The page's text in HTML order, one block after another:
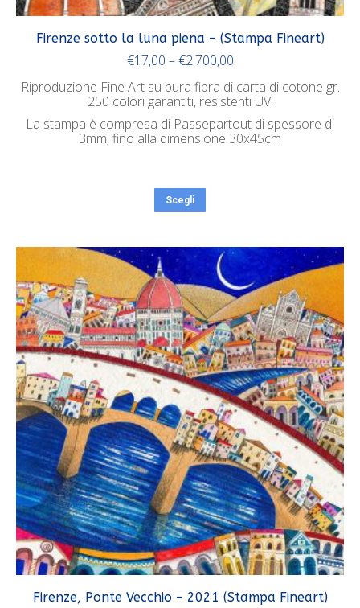
Firenze sotto la luna piena – (Stampa Fineart)
€17,00 –€2.700,00
Riproduzione Fine Art su pura fibra di carta di cotone gr.
250 colori garantiti, resistenti UV.
La stampa è compresa di Passepartout di spessore di
3mm, fino alla dimensione 30x45cm
Scegli
Firenze, Ponte Vecchio – 2021 (Stampa Fineart)